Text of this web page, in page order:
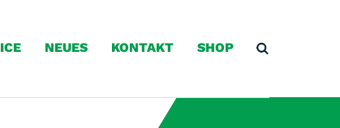
NEUES KONTAKT SHOP